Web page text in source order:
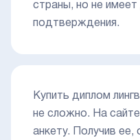
страны, но не
подтверждения.
Купить диплом
не сложно. На
анкету. Получив ее,